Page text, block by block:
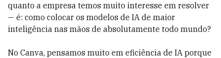
quanto a empresa temos muito interesse em resolver
— é: como colocar os modelos de IA de maior
inteligência nas mãos de absolutamente todo mundo?
No Canva, pensamos muito em eficiência de IA porque